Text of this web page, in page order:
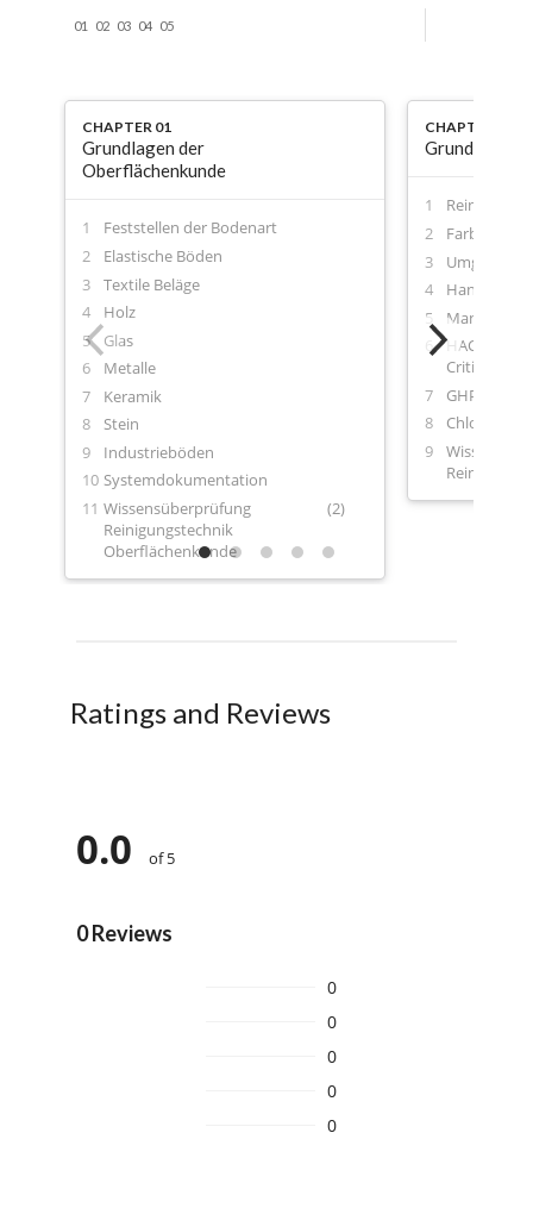
01 02 03 04 05
CHAPTER 01
Grundlagen der
Oberflächenkunde
Feststellen der Bodenart
Elastische Böden
Textile Beläge
Holz
Glas
Metalle
Keramik
Stein
Industrieböden
Systemdokumentation
(2)
Wissensüberprüfung
Reinigungstechnik
Oberflächenkunde
CHAPTER 02
Grundlagen
Farbcodes
Umgang
Manuelle
HACCP –
Critical
GHP –
Chlorgas
Ratings and Reviews
0.0 of 5
0 Reviews
0
0
0
0
0